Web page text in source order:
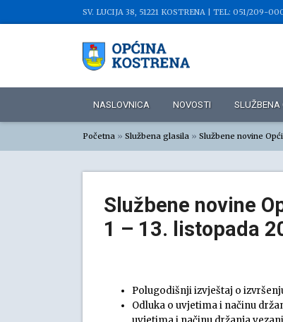
SV. LUCIJA 38, 51221 KOSTRENA | TEL: 051/209-
NASLOVNICA NOVOSTI SLUŽBENA
Početna » Službena glasila » Službene novine
Službene novine
1 – 13. listopada
Polugodišnji izvještaj o
Odluka o uvjetima i načinu